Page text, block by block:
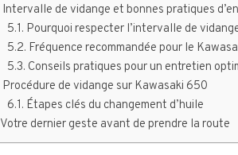
Intervalle de vidange et bonnes pratiques
Pourquoi respecter l’intervalle de
Fréquence recommandée pour le
Conseils pratiques pour un entretien
Procédure de vidange sur Kawasaki 650
Étapes clés du changement d’huile
Votre dernier geste avant de prendre la route